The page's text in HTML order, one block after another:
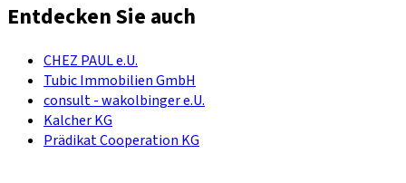
Entdecken Sie auch
CHEZ PAUL e.U.
Tubic Immobilien GmbH
consult - wakolbinger e.U.
Kalcher KG
Prädikat Cooperation KG